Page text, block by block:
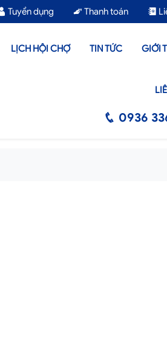
Tuyển dụng Thanh toán
LỊCH HỘI CHỢ TIN TỨC GIỚI
0936